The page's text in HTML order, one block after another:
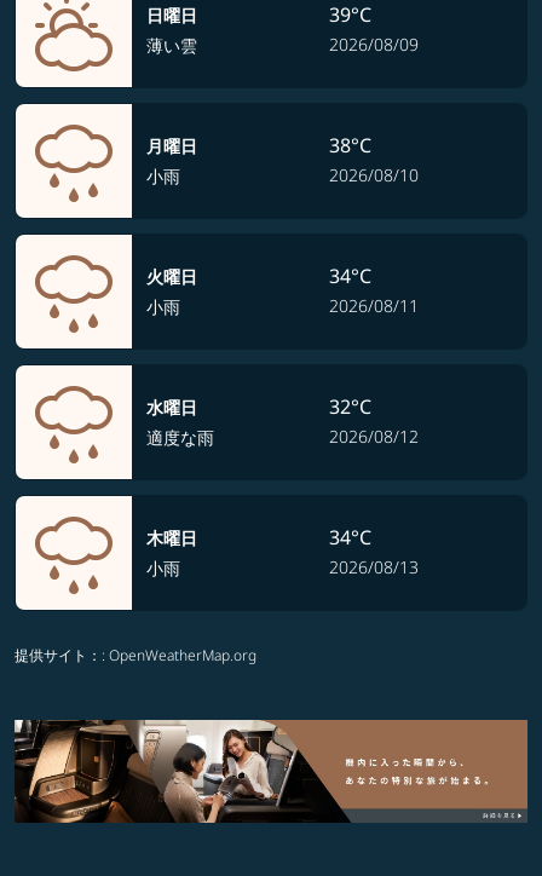
日曜日
薄い雲
39°C
2026/08/09
月曜日
小雨
38°C
2026/08/10
火曜日
小雨
34°C
2026/08/11
水曜日
適度な雨
32°C
2026/08/12
木曜日
小雨
34°C
2026/08/13
提供サイト： : OpenWeatherMap.org